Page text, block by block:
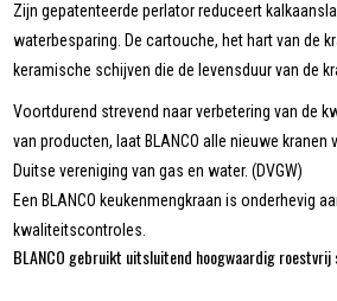
Zijn gepatenteerde perlator reduceert
waterbesparing. De cartouche, het hart van de
keramische schijven die de levensduur van de
Voortdurend strevend naar verbetering van de
van producten, laat BLANCO alle nieuwe
Duitse vereniging van gas en water. (DVGW)
Een BLANCO keukenmengkraan is onderhevig
kwaliteitscontroles.
BLANCO gebruikt uitsluitend hoogwaardig roestvrij